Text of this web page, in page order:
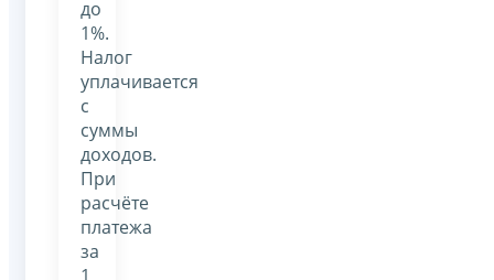
до
1%.
Налог
уплачивается
с
суммы
доходов.
При
расчёте
платежа
за